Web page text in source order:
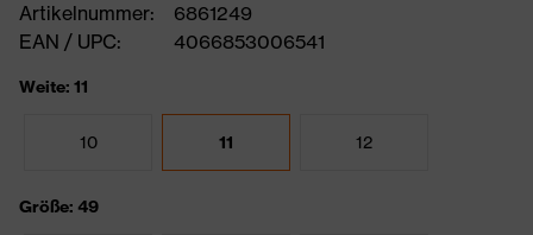
Artikelnummer:
6861249
EAN / UPC:
4066853006541
Weite: 11
10 11 12
Größe: 49